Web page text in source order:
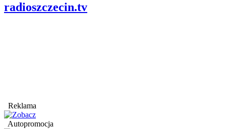
radioszczecin.tv
Reklama
Autopromocja